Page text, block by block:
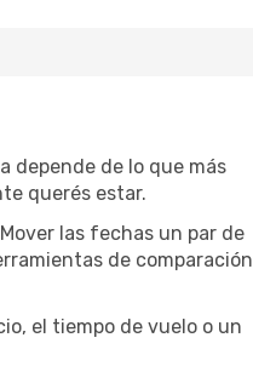
depende de lo que más
querés estar.
las fechas un par de
de comparación
el tiempo de vuelo o un